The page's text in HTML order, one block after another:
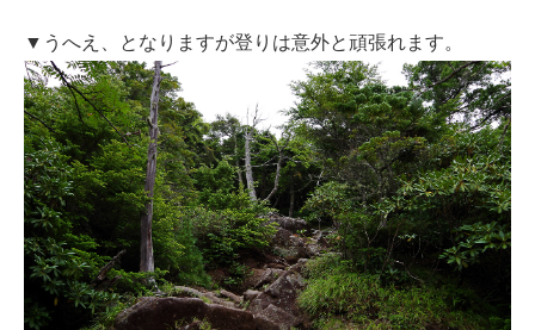
▼うへえ、となりますが登りは意外と頑張れます。